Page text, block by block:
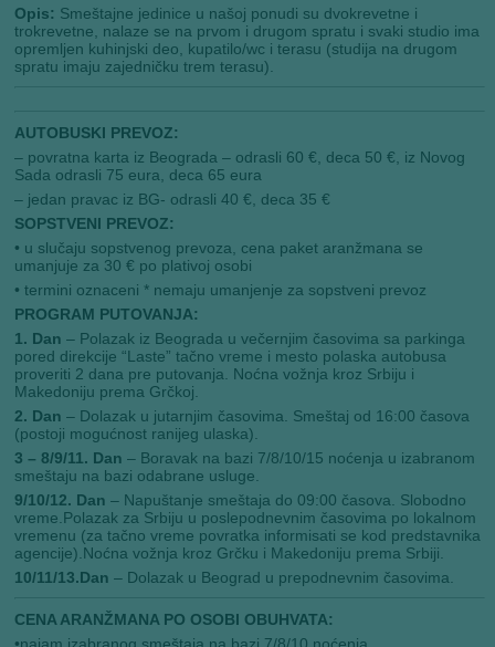
Opis: Smeštajne jedinice u našoj ponudi su dvokrevetne i
trokrevetne, nalaze se na prvom i drugom spratu i svaki studio ima
opremljen kuhinjski deo, kupatilo/wc i terasu (studija na drugom
spratu imaju zajedničku trem terasu).
AUTOBUSKI PREVOZ:
– povratna karta iz Beograda – odrasli 60 €, deca 50 €, iz Novog
Sada odrasli 75 eura, deca 65 eura
– jedan pravac iz BG- odrasli 40 €, deca 35 €
SOPSTVENI PREVOZ:
• u slučaju sopstvenog prevoza, cena paket aranžmana se
umanjuje za 30 € po plativoj osobi
• termini oznaceni * nemaju umanjenje za sopstveni prevoz
PROGRAM PUTOVANJA:
1. Dan – Polazak iz Beograda u večernjim časovima sa parkinga
pored direkcije “Laste” tačno vreme i mesto polaska autobusa
proveriti 2 dana pre putovanja. Noćna vožnja kroz Srbiju i
Makedoniju prema Grčkoj.
2. Dan – Dolazak u jutarnjim časovima. Smeštaj od 16:00 časova
(postoji mogućnost ranijeg ulaska).
3 – 8/9/11. Dan – Boravak na bazi 7/8/10/15 noćenja u izabranom
smeštaju na bazi odabrane usluge.
9/10/12. Dan – Napuštanje smeštaja do 09:00 časova. Slobodno
vreme.Polazak za Srbiju u poslepodnevnim časovima po lokalnom
vremenu (za tačno vreme povratka informisati se kod predstavnika
agencije).Noćna vožnja kroz Grčku i Makedoniju prema Srbiji.
10/11/13.Dan – Dolazak u Beograd u prepodnevnim časovima.
CENA ARANŽMANA PO OSOBI OBUHVATA: